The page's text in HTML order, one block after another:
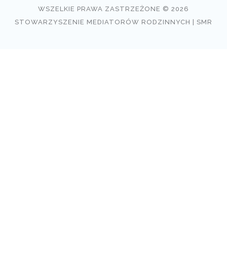
WSZELKIE PRAWA ZASTRZEŻONE © 2026
STOWARZYSZENIE MEDIATORÓW RODZINNYCH | SMR